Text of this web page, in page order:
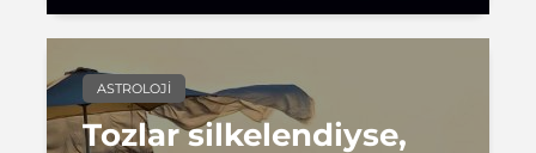
ASTROLOJI
Tozlar silkelendiyse,